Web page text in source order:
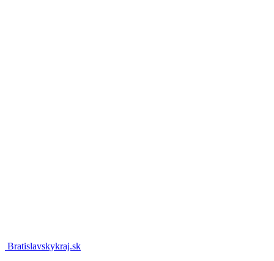
Bratislavskykraj.sk